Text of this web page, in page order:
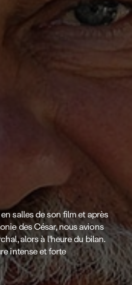
salles de son film et après
des César, nous avions
alors à l'heure du bilan.
intense et forte